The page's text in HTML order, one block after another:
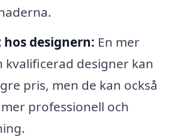
designern: En mer
kvalificerad designer kan
pris, men de kan också
professionell och